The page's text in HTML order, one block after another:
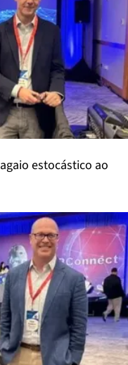
estocástico ao